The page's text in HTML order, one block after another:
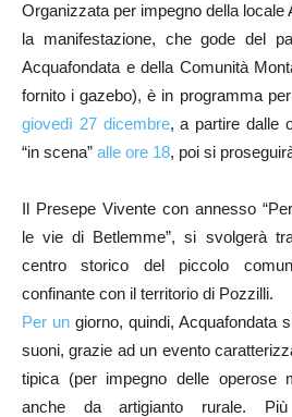
Organizzata per impegno della locale
la manifestazione, che gode del
Acquafondata e della Comunità
fornito i gazebo), è in programma
giovedì 27 dicembre, a partire dalle
“in scena” alle ore 18, poi si
Il Presepe Vivente con annesso
le vie di Betlemme”, si svolgerà
centro storico del piccolo
confinante con il territorio di Pozzilli.
Per ungiorno, quindi, Acquafondata
suoni, grazie ad un evento
tipica (per impegno delle operose
anche da artigianto rurale.